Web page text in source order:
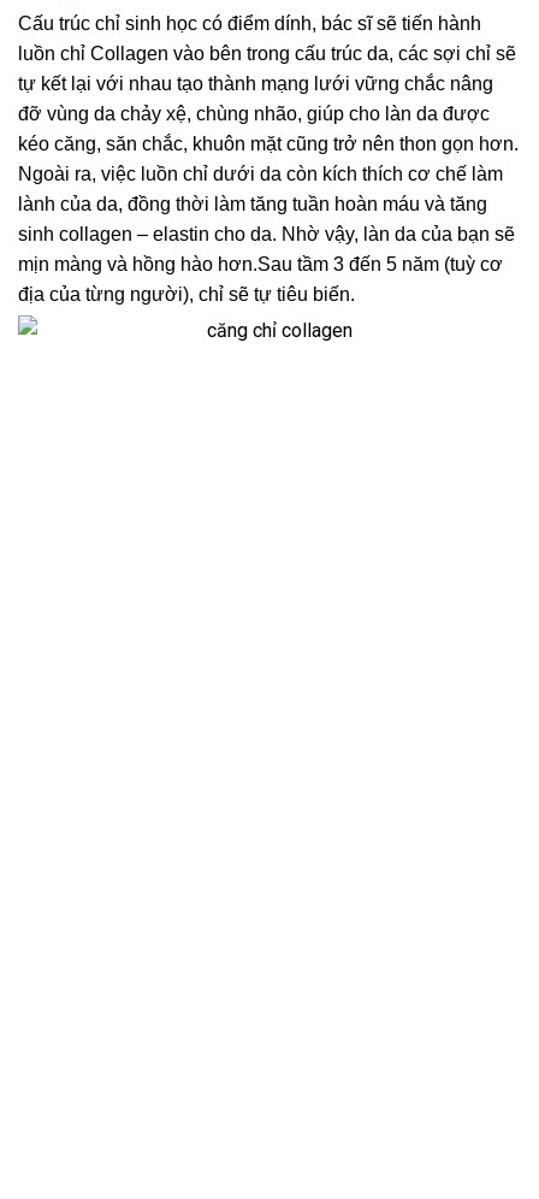
Cấu trúc chỉ sinh học có điểm dính, bác sĩ sẽ tiến hành
luồn chỉ Collagen vào bên trong cấu trúc da, các sợi chỉ sẽ
tự kết lại với nhau tạo thành mạng lưới vững chắc nâng
đỡ vùng da chảy xệ, chùng nhão, giúp cho làn da được
kéo căng, săn chắc, khuôn mặt cũng trở nên thon gọn hơn.
Ngoài ra, việc luồn chỉ dưới da còn kích thích cơ chế làm
lành của da, đồng thời làm tăng tuần hoàn máu và tăng
sinh collagen – elastin cho da. Nhờ vậy, làn da của bạn sẽ
mịn màng và hồng hào hơn.Sau tầm 3 đến 5 năm (tuỳ cơ
địa của từng người), chỉ sẽ tự tiêu biến.